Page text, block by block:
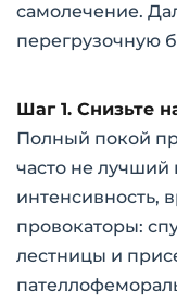
самолечение.
перегрузочную
Шаг 1. Снизьте
Полный покой
часто не
интенсивность,
провокаторы:
лестницы и